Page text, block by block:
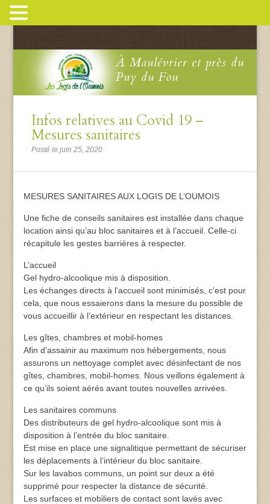
À Maulévrier et près du
Puy du Fou
Infos relatives au Covid 19 –
Mesures sanitaires
Posté le juin 25, 2020
MESURES SANITAIRES AUX LOGIS DE L’OUMOIS
Une fiche de conseils sanitaires est installée dans chaque
location ainsi qu’au bloc sanitaires et à l’accueil. Celle-ci
récapitule les gestes barrières à respecter.
L’accueil
Gel hydro-alcoolique mis à disposition.
Les échanges directs à l’accueil sont minimisés, c’est pour
cela, que nous essaierons dans la mesure du possible de
vous accueillir à l’extérieur en respectant les distances.
Les gîtes, chambres et mobil-homes
Afin d’assainir au maximum nos hébergements, nous
assurons un nettoyage complet avec désinfectant de nos
gîtes, chambres, mobil-homes. Nous veillons également à
ce qu’ils soient aérés avant toutes nouvelles arrivées.
Les sanitaires communs
Des distributeurs de gel hydro-alcoolique sont mis à
disposition à l’entrée du bloc sanitaire.
Est mise en place une signalitique permettant de sécuriser
les déplacements à l’intérieur du bloc sanitaire.
Sur les lavabos communs, un point sur deux a été
supprimé pour respecter la distance de sécurité.
Les surfaces et mobiliers de contact sont lavés avec